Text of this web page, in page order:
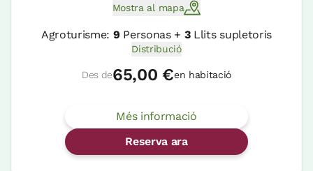
Mostra al mapa
Agroturisme: 9 Personas + 3Llits supletoris
Distribució
Des de65,00 €en habitació
Més informació
Reserva ara